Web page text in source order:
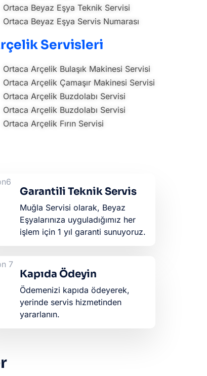
Ortaca Beyaz Eşya Teknik Servisi
Ortaca Beyaz Eşya Servis Numarası
Servisleri
Ortaca Arçelik Bulaşık Makinesi Servisi
Ortaca Arçelik Çamaşır Makinesi Servisi
Ortaca Arçelik Buzdolabı Servisi
Ortaca Arçelik Buzdolabı Servisi
Ortaca Arçelik Fırın Servisi
Garantili Teknik Servis
Muğla Servisi olarak, Beyaz
Eşyalarınıza uyguladığımız her
işlem için 1 yıl garanti sunuyoruz.
Kapıda Ödeyin
Ödemenizi kapıda ödeyerek,
yerinde servis hizmetinden
yararlanın.